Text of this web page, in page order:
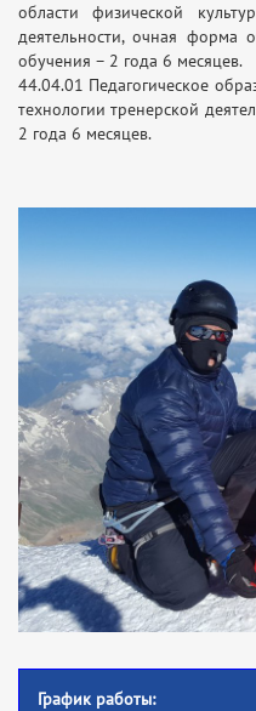
области физической
деятельности, очная форма
обучения – 2 года 6 месяцев.
44.04.01 Педагогическое
технологии тренерской
2 года 6 месяцев.
График работы: